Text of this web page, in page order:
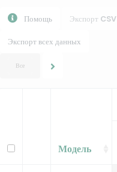
Помощь Экспорт CSV
Экспорт всех данных
Все
Модель